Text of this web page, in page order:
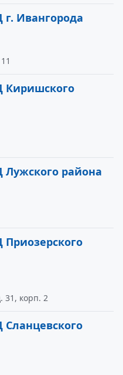
Ивангорода
Киришского
района
31, корп. 2